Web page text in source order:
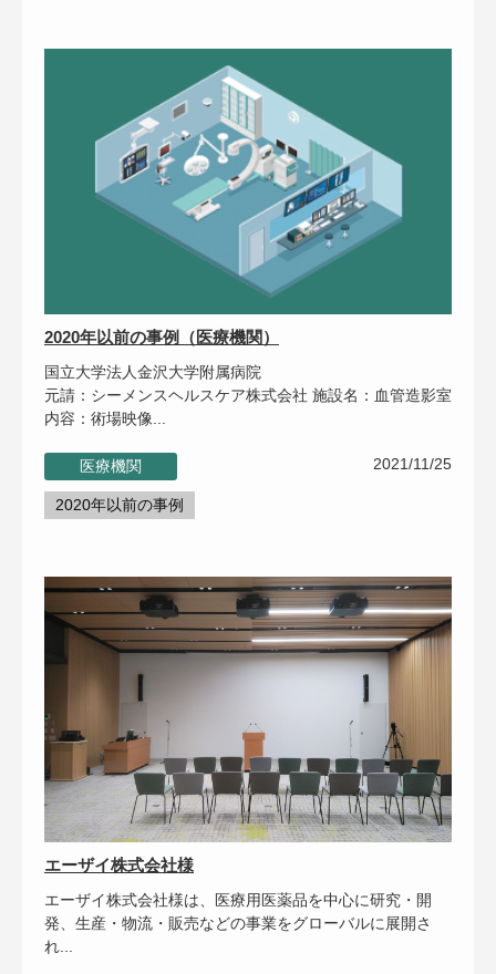
2020年以前の事例（医療機関）
国立大学法人金沢大学附属病院
元請：シーメンスヘルスケア株式会社 施設名：血管造影室
内容：術場映像...
医療機関 2021/11/25
2020年以前の事例
エーザイ株式会社様
エーザイ株式会社様は、医療用医薬品を中心に研究・開
発、生産・物流・販売などの事業をグローバルに展開さ
れ...